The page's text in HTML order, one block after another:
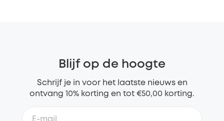
Blijf op de hoogte
Schrijf je in voor het laatste nieuws en
ontvang 10% korting en tot €50,00 korting.